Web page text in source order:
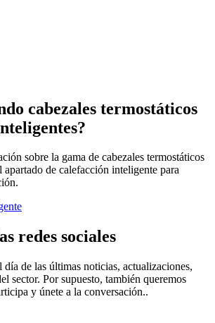
cabezales termostáticos
sobre la gama de cabezales termostáticos
de calefacción inteligente para
redes sociales
día de las últimas noticias, actualizaciones,
sector. Por supuesto, también queremos
y únete a la conversación..